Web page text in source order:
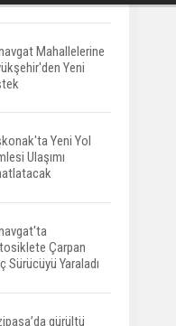
Mahallelerine
Yeni
Yeni Yol
Ulaşımı
Çarpan
Sürücüyü Yaraladı
gürültü